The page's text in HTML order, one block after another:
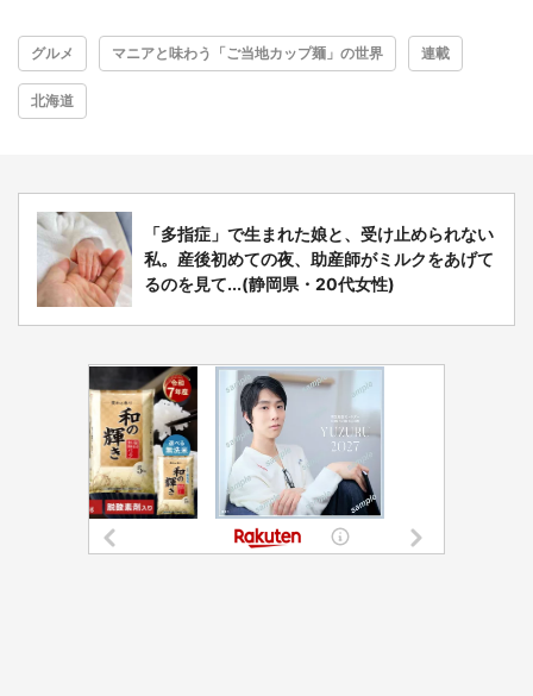
グルメ マニアと味わう「ご当地カップ麺」の世界 連載
北海道
「多指症」で生まれた娘と、受け止められない
私。産後初めての夜、助産師がミルクをあげて
るのを見て...(静岡県・20代女性)